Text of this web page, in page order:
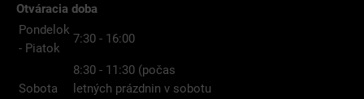
Otváracia doba
Pondelok
- Piatok
7:30 - 16:00
Sobota
8:30 - 11:30 (počas
letných prázdnin v sobotu